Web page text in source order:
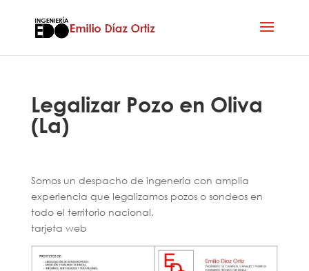
Legalizar Pozo en Oliva
(La)
Somos un despacho de ingenería con amplia
experiencia que legalizamos pozos o sondeos en
todo el territorio nacional.
tarjeta web